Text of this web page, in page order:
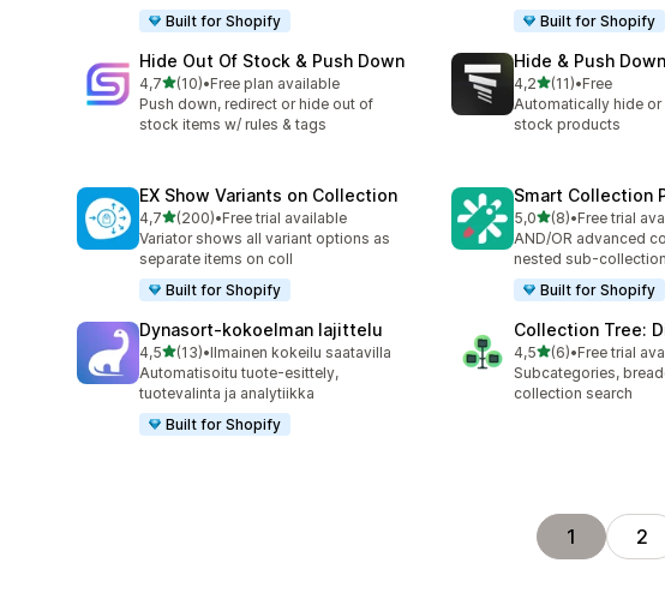
Built for Shopify
Built for Shopify
Hide Out Of Stock & Push Down
4,7/ 5 tähteä
(10)
10 arvostelua yhteensä
•Free plan available
Push down, redirect or hide out of
stock items w/ rules & tags
Hide & Push
4,2/ 5 tähteä
(11)
11 arvostelua yhteensä
•Free
Automatically hide
stock products
EX Show Variants on Collection
4,7/ 5 tähteä
(200)
200 arvostelua yhteensä
•Free trial available
Variator shows all variant options as
separate items on coll
Built for Shopify
Smart Collection
5,0/ 5 tähteä
(8)
8 arvostelua yhteensä
•Free trial
AND/OR advanced
nested sub-
Built for Shopify
Dynasort‑kokoelman lajittelu
4,5/ 5 tähteä
(13)
13 arvostelua yhteensä
•Ilmainen kokeilu saatavilla
Automatisoitu tuote-esittely,
tuotevalinta ja analytiikka
Built for Shopify
Collection Tree:
4,5/ 5 tähteä
(6)
6 arvostelua yhteensä
•Free trial
Subcategories,
collection search
1 2